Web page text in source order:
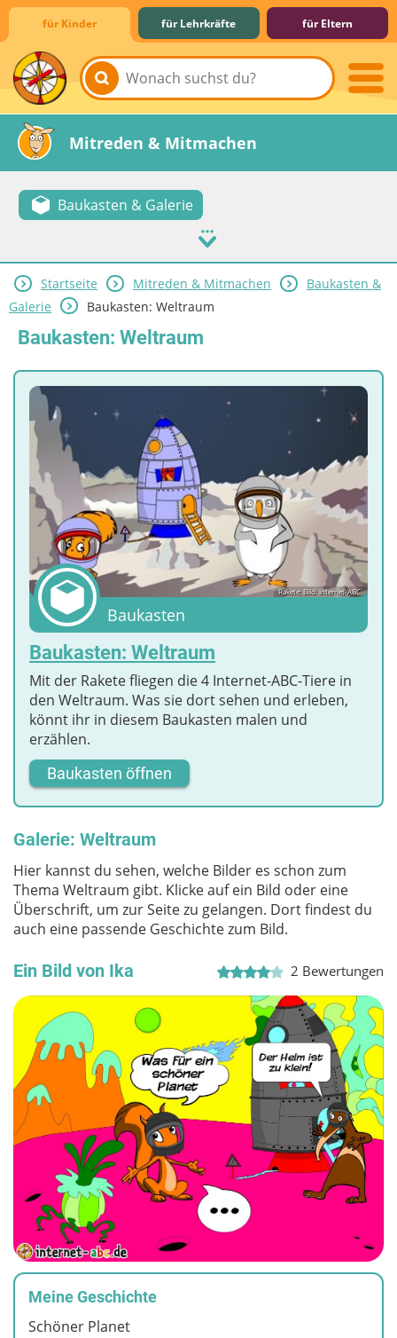
für Kinder für Lehrkräfte für Eltern
Lernen & Schule
Hobby & Freizeit
Spiel & Spaß
Mitreden & Mitmachen
Baukasten & Galerie
Startseite Mitreden & Mitmachen
Baukasten &
Galerie
Baukasten: Weltraum
Baukasten: Weltraum
Rakete; Bild: Internet-ABC
Baukasten
Baukasten: Weltraum
Mit der Rakete fliegen die 4 Internet-ABC-Tiere in
den Weltraum. Was sie dort sehen und erleben,
könnt ihr in diesem Baukasten malen und
erzählen.
Baukasten öffnen
Galerie: Weltraum
Hier kannst du sehen, welche Bilder es schon zum
Thema Weltraum gibt. Klicke auf ein Bild oder eine
Überschrift, um zur Seite zu gelangen. Dort findest du
auch eine passende Geschichte zum Bild.
Ein Bild von Ika 2 Bewertungen
Meine Geschichte
Schöner Planet